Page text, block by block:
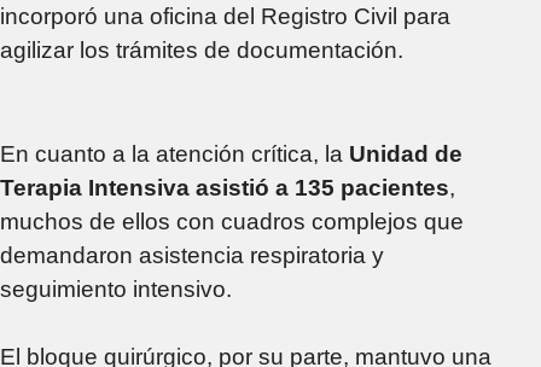
incorporó una oficina del Registro Civil para
agilizar los trámites de documentación.
En cuanto a la atención crítica, la Unidad de
Terapia Intensiva asistió a 135 pacientes,
muchos de ellos con cuadros complejos que
demandaron asistencia respiratoria y
seguimiento intensivo.
El bloque quirúrgico, por su parte, mantuvo una